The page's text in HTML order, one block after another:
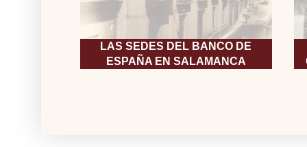
LAS SEDES DEL BANCO DE
ESPAÑA EN SALAMANCA